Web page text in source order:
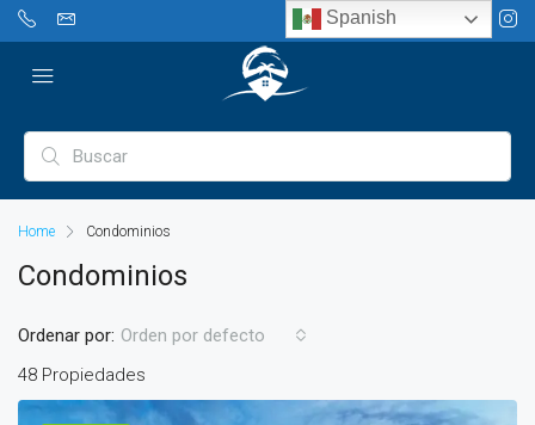
Home Condominios
Condominios
48 Propiedades
Ordenar por: Orden por defecto
Spanish